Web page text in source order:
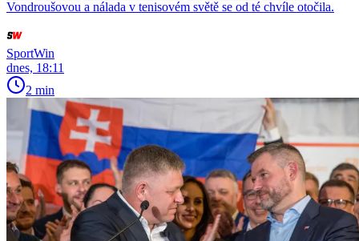
Vondroušovou a nálada v tenisovém světě se od té chvíle otočila.
SportWin
dnes, 18:11
2 min